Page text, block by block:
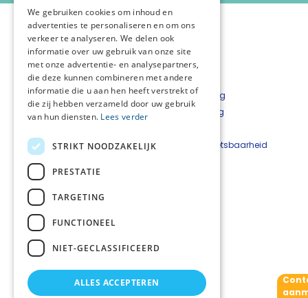
Over het netwerk
Over Palliaweb
Nieuwsbrief
Bestelformulier
Privacyverklaring
Cookieverklaring
Beveiligingskwetsbaarheid
Netwerkcoördinatoren
Andrea van der Veen
06 3624 4200
Elise van Dijk
06 4757 9929
netwerkpalliatievezorg@sigra.nl
We gebruiken cookies om inhoud en
advertenties te personaliseren en om ons
verkeer te analyseren. We delen ook
informatie over uw gebruik van onze site
met onze advertentie- en analysepartners,
die deze kunnen combineren met andere
informatie die u aan hen heeft verstrekt of
die zij hebben verzameld door uw gebruik
van hun diensten. Lees verder
STRIKT NOODZAKELIJK
PRESTATIE
TARGETING
FUNCTIONEEL
NIET-GECLASSIFICEERD
ALLES ACCEPTEREN